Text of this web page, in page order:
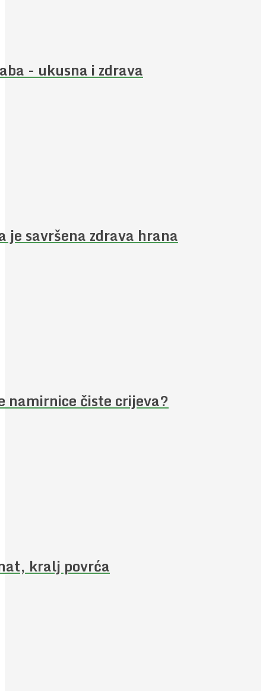
- ukusna i zdrava
je savršena zdrava hrana
namirnice čiste crijeva?
kralj povrća